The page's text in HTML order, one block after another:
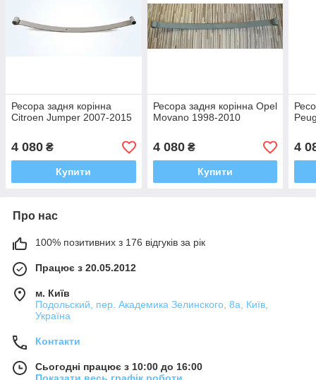
Ресора задня корінна
Citroen Jumper 2007-2015
4 080 ₴
Купити
Ресора задня корінна Opel
Movano 1998-2010
4 080₴
Купити
4
Про нас
100% позитивних з 176 відгуків за рік
Працює з 20.05.2012
м. Київ
Подольский, пер. Академика Зелинского, 8а, Київ,
Україна
Контакти
Сьогодні працює з 10:00 до 16:00